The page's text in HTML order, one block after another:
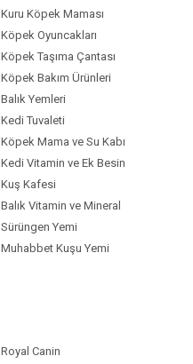
Kuru Köpek Maması
Köpek Oyuncakları
Köpek Taşıma Çantası
Köpek Bakım Ürünleri
Balık Yemleri
Kedi Tuvaleti
Köpek Mama ve Su Kabı
Kedi Vitamin ve Ek Besin
Kuş Kafesi
Balık Vitamin ve Mineral
Sürüngen Yemi
Muhabbet Kuşu Yemi
Royal Canin